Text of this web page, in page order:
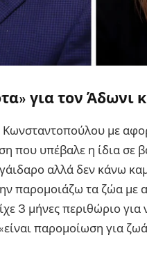
για τον Άδωνι
με
που υπέβαλε η ίδια σε
αλλά δεν κάνω
παρομοιάζω τα ζώα με
3 μήνες περιθώριο για
παρομοίωση για